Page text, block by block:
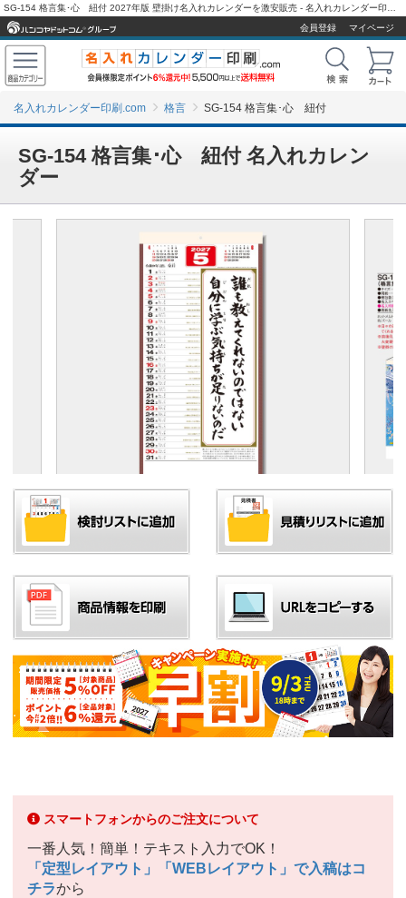
会員登録
マイページ
名入れカレンダー印刷.com 格言 SG-154 格言集･心 紐付
SG-154 格言集･心 紐付 名入れカレン
ダー
スマートフォンからのご注文について
一番人気！簡単！テキスト入力でOK！
「定型レイアウト」「WEBレイアウト」で入稿はコ
チラから